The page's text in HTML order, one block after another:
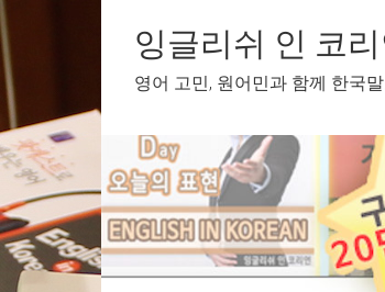
content잉글리쉬 인 코
영어 고민, 원어민과 함께 한